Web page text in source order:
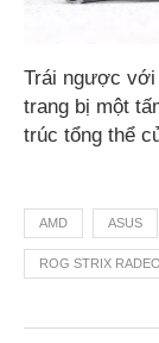
Trái ngược
trang bị một
trúc tổng thể
AMD ASUS
ROG STRIX